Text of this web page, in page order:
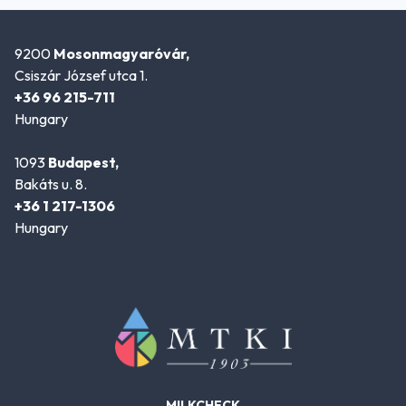
9200 Mosonmagyaróvár,
Csiszár József utca 1.
+36 96 215-711
Hungary
1093 Budapest,
Bakáts u. 8.
+36 1 217-1306
Hungary